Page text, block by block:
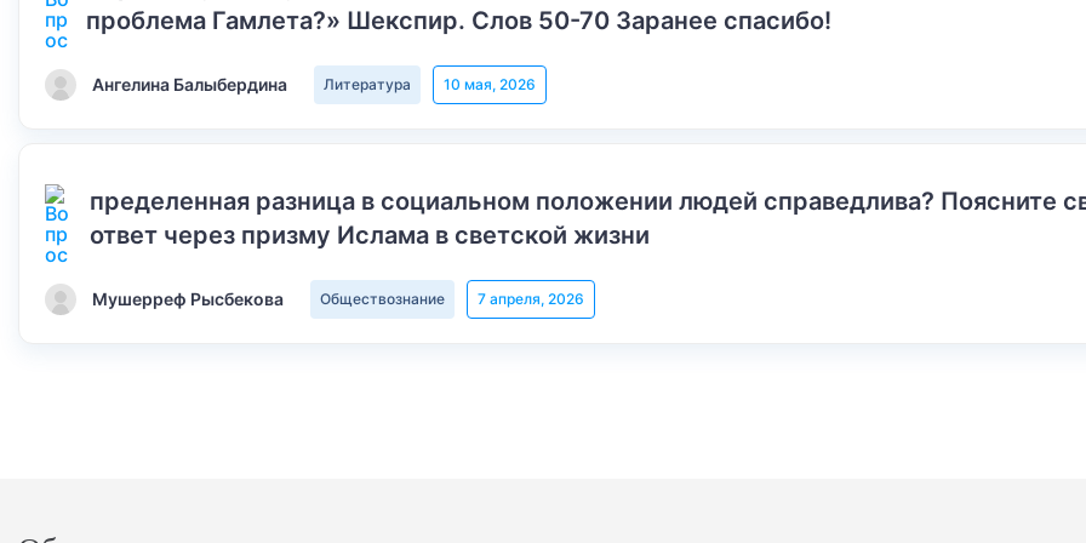
проблема Гамлета?» Шекспир. Слов 50-70 Заранее спасибо!
Ангелина Балыбердина Литература 10 мая, 2026
пределенная разница в социальном положении людей справедлива? Поясните
ответ через призму Ислама в светской жизни
Мушерреф Рысбекова Обществознание 7 апреля, 2026